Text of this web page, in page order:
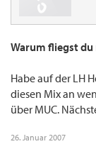
Warum fliegst du
Habe auf der LH
diesen Mix an
über MUC.
26. Januar 2007